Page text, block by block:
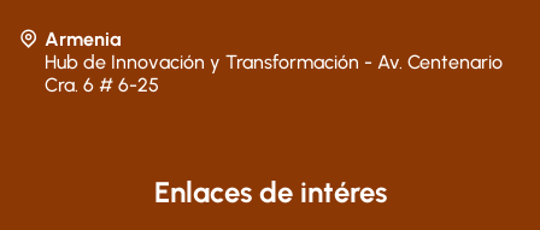
Armenia
Hub de Innovación y Transformación - Av. Centenario
Cra. 6 # 6-25
Enlaces de intéres